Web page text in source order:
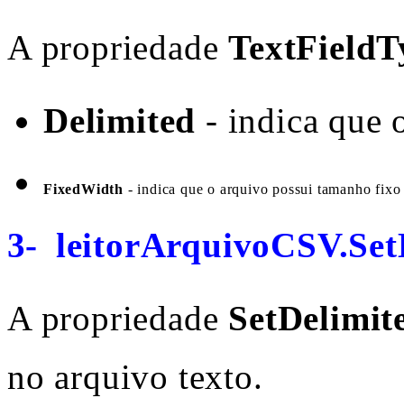
A propriedade
Delimited - indica que
FixedWidth - indica que o arquivo possui tamanho fixo
3-
A propriedade
no arquivo texto.